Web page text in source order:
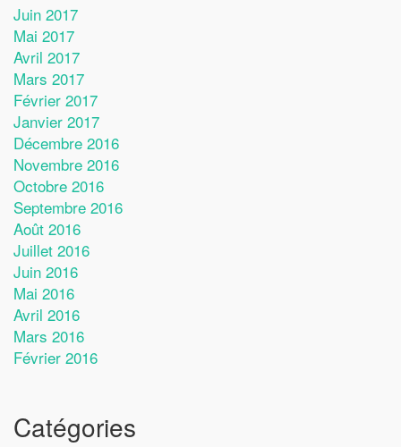
Juin 2017
Mai 2017
Avril 2017
Mars 2017
Février 2017
Janvier 2017
Décembre 2016
Novembre 2016
Octobre 2016
Septembre 2016
Août 2016
Juillet 2016
Juin 2016
Mai 2016
Avril 2016
Mars 2016
Février 2016
Catégories